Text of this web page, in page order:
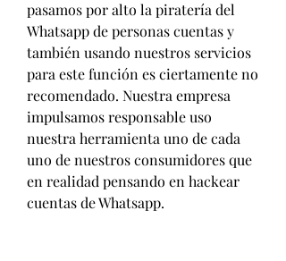
pasamos por alto la piratería del
Whatsapp de personas cuentas y
también usando nuestros servicios
para este función es ciertamente no
recomendado. Nuestra empresa
impulsamos responsable uso
nuestra herramienta uno de cada
uno de nuestros consumidores que
en realidad pensando en hackear
cuentas de Whatsapp.